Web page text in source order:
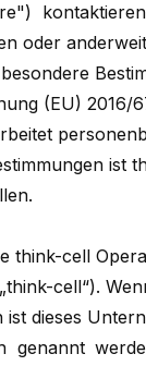
oder
(EU) 2016/
cell
cell“).
dieses
genannt